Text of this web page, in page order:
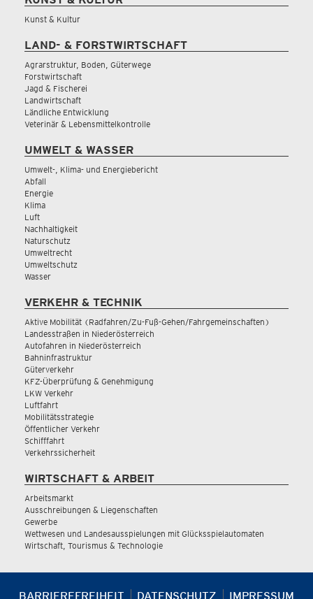
Kunst & Kultur
LAND- & FORSTWIRTSCHAFT
Agrarstruktur, Boden, Güterwege
Forstwirtschaft
Jagd & Fischerei
Landwirtschaft
Ländliche Entwicklung
Veterinär & Lebensmittelkontrolle
UMWELT & WASSER
Umwelt-, Klima- und Energiebericht
Abfall
Energie
Klima
Luft
Nachhaltigkeit
Naturschutz
Umweltrecht
Umweltschutz
Wasser
VERKEHR & TECHNIK
Aktive Mobilität (Radfahren/Zu-Fuß-Gehen/Fahrgemeinschaften)
Landesstraßen in Niederösterreich
Autofahren in Niederösterreich
Bahninfrastruktur
Güterverkehr
KFZ-Überprüfung & Genehmigung
LKW Verkehr
Luftfahrt
Mobilitätsstrategie
Öffentlicher Verkehr
Schifffahrt
Verkehrssicherheit
WIRTSCHAFT & ARBEIT
Arbeitsmarkt
Ausschreibungen & Liegenschaften
Gewerbe
Wettwesen und Landesausspielungen mit Glücksspielautomaten
Wirtschaft, Tourismus & Technologie
BARRIEREFREIHEIT DATENSCHUTZ IMPRESSUM